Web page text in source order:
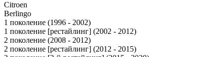
Citroen
Berlingo
1 поколение (1996 - 2002)
1 поколение [рестайлинг] (2002 - 2012)
2 поколение (2008 - 2012)
2 поколение [рестайлинг] (2012 - 2015)